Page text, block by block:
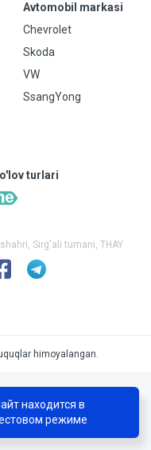
находится в
режиме
Avtomobil markasi
Chevrolet
Skoda
VW
SsangYong
turlari
Sirg'ali tumani, THAY
himoyalangan.